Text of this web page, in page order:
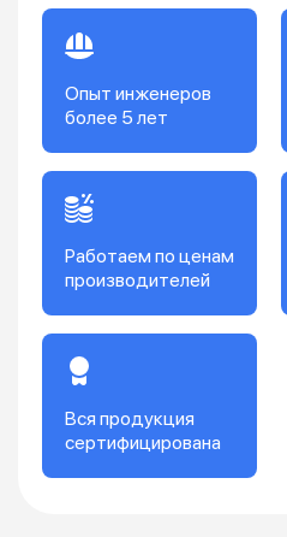
Опыт инженеров
более 5 лет
Работаем по ценам
производителей
Вся продукция
сертифицирована